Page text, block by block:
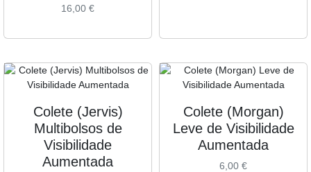
16,00 €
Colete (Jervis)
Multibolsos de
Visibilidade
Aumentada
Colete (Morgan)
Leve de Visibilidade
Aumentada
6,00 €